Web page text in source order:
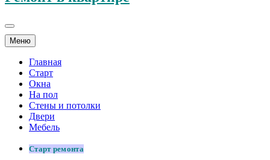
Меню
Главная
Старт
Окна
На пол
Стены и потолки
Двери
Мебель
Старт ремонта